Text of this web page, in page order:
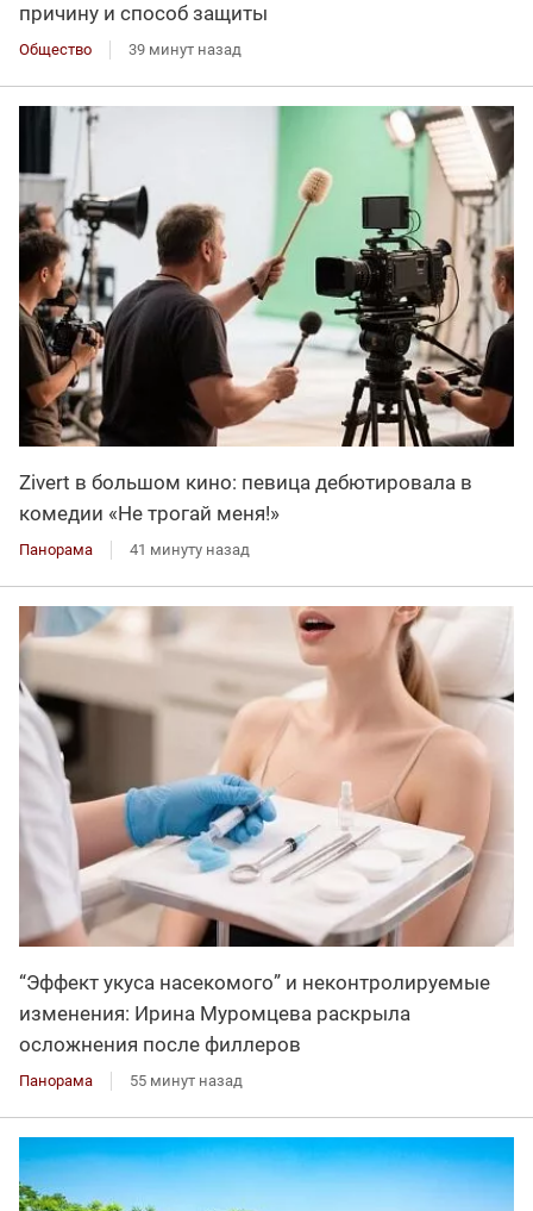
причину и способ защиты
Общество 39 минут назад
Zivert в большом кино: певица дебютировала в
комедии «Не трогай меня!»
Панорама 41 минуту назад
“Эффект укуса насекомого” и неконтролируемые
изменения: Ирина Муромцева раскрыла
осложнения после филлеров
Панорама 55 минут назад